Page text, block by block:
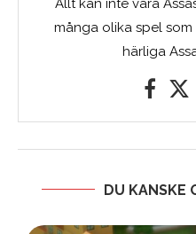
Allt kan inte vara
många olika spel som
härliga
DU KANSKE